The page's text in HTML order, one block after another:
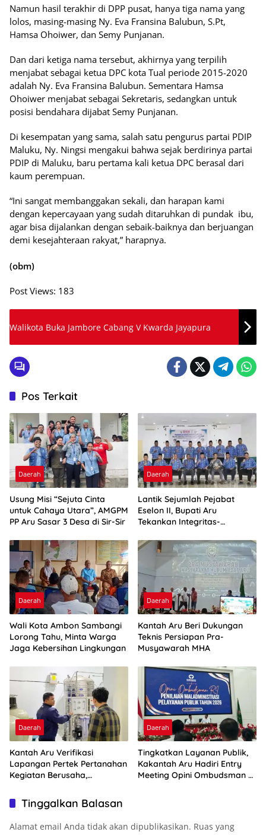
Namun hasil terakhir di DPP pusat, hanya tiga nama yang
lolos, masing-masing Ny. Eva Fransina Balubun, S.Pt,
Hamsa Ohoiwer, dan Semy Punjanan.
Dan dari ketiga nama tersebut, akhirnya yang terpilih
menjabat sebagai ketua DPC kota Tual periode 2015-2020
adalah Ny. Eva Fransina Balubun. Sementara Hamsa
Ohoiwer menjabat sebagai Sekretaris, sedangkan untuk
posisi bendahara dijabat Semy Punjanan.
Di kesempatan yang sama, salah satu pengurus partai PDIP
Maluku, Ny. Ningsi mengakui bahwa sejak berdirinya partai
PDIP di Maluku, baru pertama kali ketua DPC berasal dari
kaum perempuan.
“Ini sangat membanggakan sekali, dan harapan kami
dengan kepercayaan yang sudah ditaruhkan di pundak ibu,
agar bisa dijalankan dengan sebaik-baiknya dan berjuangan
demi kesejahteraan rakyat,” harapnya.
(obm)
Post Views: 183
Walikota Buka Jambore Cabang V Kwarda Jayapura
Pos Terkait
Daerah
Usung Misi “Sejuta Cinta
untuk Cahaya Utara”, AMGPM
PP Aru Sasar 3 Desa di Sir-Sir
Daerah
Lantik Sejumlah Pejabat
Eselon II, Bupati Aru
Tekankan Integritas-
Daerah
Wali Kota Ambon Sambangi
Lorong Tahu, Minta Warga
Jaga Kebersihan Lingkungan
Daerah
Kantah Aru Beri Dukungan
Teknis Persiapan Pra-
Musyawarah MHA
Daerah
Kantah Aru Verifikasi
Lapangan Pertek Pertanahan
Kegiatan Berusaha,
Daerah
Tingkatkan Layanan Publik,
Kakantah Aru Hadiri Entry
Meeting Opini Ombudsman RI
Tinggalkan Balasan
Alamat email Anda tidak akan dipublikasikan. Ruas yang